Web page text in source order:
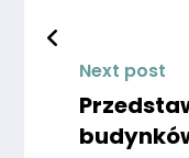
Next post